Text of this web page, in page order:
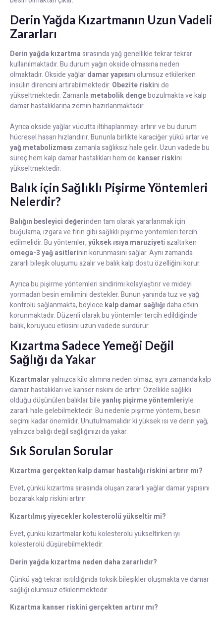
Derin Yağda Kızartmanın Uzun Vadeli
Zararları
Derin yağda kızartmasırasında yağ genellikle tekrar tekrar
kullanılmaktadır. Bu durum yağın okside olmasına neden
olmaktadır. Okside yağlardamar yapısını olumsuz etkilerken
insülin direncini artırabilmektedir. Obezite riskini de
yükseltmektedir. Zamanlametabolik dengebozulmakta ve kalp
damar hastalıklarına zemin hazırlanmaktadır.
Ayrıca okside yağlar vücutta iltihaplanmayı artırır ve bu durum
hücresel hasarı hızlandırır. Bununla birlikte karaciğer yükü artar ve
yağ metabolizması zamanla sağlıksız hale gelir. Uzun vadede bu
süreç hem kalp damar hastalıkları hem de kanser riskini
yükseltmektedir.
Balık için Sağlıklı Pişirme Yöntemleri
Nelerdir?
Balığın besleyici değerinden tam olarak yararlanmak için
buğulama, ızgara ve fırın gibi sağlıklı pişirme yöntemleri tercih
edilmelidir. Bu yöntemler,yüksek ısıya maruziyeti azaltırken
omega-3 yağ asitlerinin korunmasını sağlar. Aynı zamanda
zararlı bileşik oluşumu azalır ve balık kalp dostu özelliğini korur.
Ayrıca bu pişirme yöntemleri sindirimi kolaylaştırır ve mideyi
yormadan besin emilimini destekler. Bunun yanında tuz ve yağ
kontrolü sağlanmakta, böylece kalp damar sağlığıdaha etkin
korunmaktadır. Düzenli olarak bu yöntemler tercih edildiğinde
balık, koruyucu etkisini uzun vadede sürdürür.
Kızartma Sadece Yemeği Değil
Sağlığı da Yakar
Kızartmalaryalnızca kilo alımına neden olmaz, aynı zamanda kalp
damar hastalıkları ve kanser riskini de artırır. Özellikle sağlıklı
olduğu düşünülen balıklar bileyanlış pişirme yöntemleriyle
zararlı hale gelebilmektedir. Bu nedenle pişirme yöntemi, besin
seçimi kadar önemlidir. Unutulmamalıdır ki yüksek ısı ve derin yağ,
yalnızca balığı değil sağlığınızı da yakar.
Sık Sorulan Sorular
Kızartma gerçekten kalp damar hastalığı riskini artırır mı?
Evet, çünkü kızartma sırasında oluşan zararlı yağlar damar yapısını
bozarak kalp riskini artırır.
Kızartılmış yiyecekler kolesterolü yükseltir mi?
Evet, çünkü kızartmalar kötü kolesterolü yükseltirken iyi
kolesterolü düşürebilmektedir.
Derin yağda kızartma neden daha zararlıdır?
Çünkü yağ tekrar ısıtıldığında toksik bileşikler oluşmakta ve damar
sağlığı olumsuz etkilenmektedir.
Kızartma kanser riskini gerçekten artırır mı?